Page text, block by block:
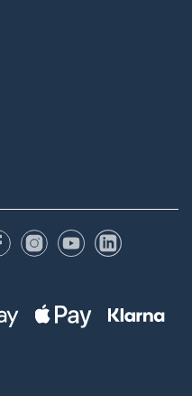
FacebookInstagram
YouTubeLinkedIn